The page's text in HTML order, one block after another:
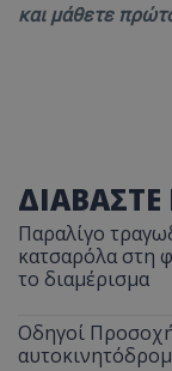
και μάθετε
ΔΙΑΒΑΣΤΕ
Παραλίγο
κατσαρόλα στη
το διαμέρισμα
Οδηγοί